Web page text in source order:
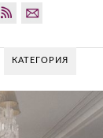
КАТЕГОРИЯ